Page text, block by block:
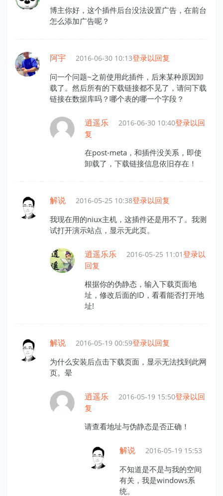
博主你好，这个插件后台没法设置广告，在前台
怎么添加广告呢？
阿宇 2016-06-30 10:13登录以回复
问一个问题~之前使用此插件，后来某种原因卸
载了。然后所有的下载链接都不见了，请问下载
链接在数据库吗？哪个表的哪一个字段？
逍遥乐 2016-06-30 10:40登录以回
复
在post-meta，和插件没关系，即使
卸载了，下载链接信息依旧存在！
解说 2016-05-25 10:38登录以回复
我现在用的niux主机，这插件还是用不了。我测
试打开演示站点，显示无此页。
逍遥乐乐 2016-05-25 11:01登录以
回复
根据你的伪静态，输入下载页面地
址，修改后面的ID，看看能否打开地
址!
解说 2016-05-19 00:59登录以回复
为什么安装后点击下载页面，显示无法找到此网
页。晕
逍遥乐 2016-05-19 15:50登录以回
复
请查看地址与伪静态是否正确！
解说 2016-05-19 15:53
不知道是不是与我的空间
有关，我是windows系
统。